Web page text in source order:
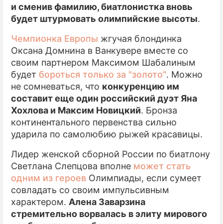
и сменив фамилию, биатлонистка вновь
будет штурмовать олимпийские высоты.
Чемпионка Европы жгучая блондинка
Оксана Домнина в Ванкувере вместе со
своим партнером Максимом Шабалиным
будет бороться только за "золото". Можно
не сомневаться, что конкуренцию им
составит еще один российский дуэт Яна
Хохлова и Максим Новицкий. Бронза
континентального первенства сильно
ударила по самолюбию рыжей красавицы.
Лидер женской сборной России по биатлону
Светлана Слепцова вполне может стать
одним из героев Олимпиады, если сумеет
совладать со своим импульсивным
характером. Алена Заварзина
стремительно ворвалась в элиту мирового